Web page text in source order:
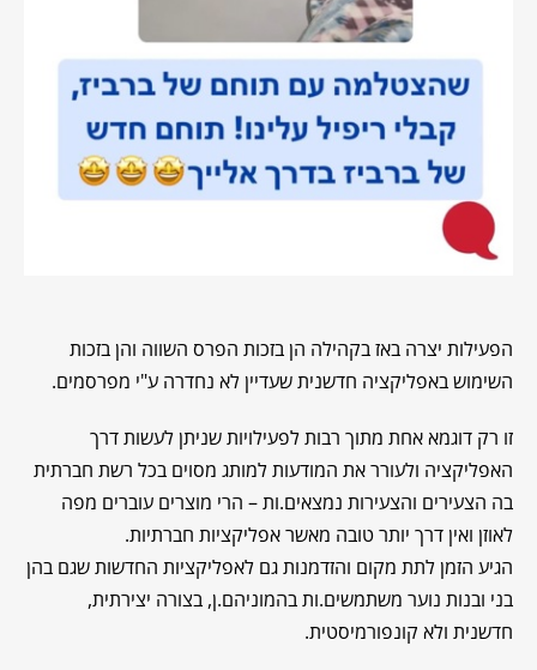
הפעילות יצרה באז בקהילה הן בזכות הפרס השווה והן בזכות
השימוש באפליקציה חדשנית שעדיין לא נחדרה ע"י מפרסמים.
זו רק דוגמא אחת מתוך רבות לפעילויות שניתן לעשות דרך
האפליקציה ולעורר את המודעות למותג מסוים בכל רשת חברתית
בה הצעירים והצעירות נמצאים.ות – הרי מוצרים עוברים מפה
לאוזן ואין דרך יותר טובה מאשר אפליקציות חברתיות.
הגיע הזמן לתת מקום והזדמנות גם לאפליקציות החדשות שגם בהן
בני ובנות נוער משתמשים.ות בהמוניהם.ן, בצורה יצירתית,
חדשנית ולא קונפורמיסטית.